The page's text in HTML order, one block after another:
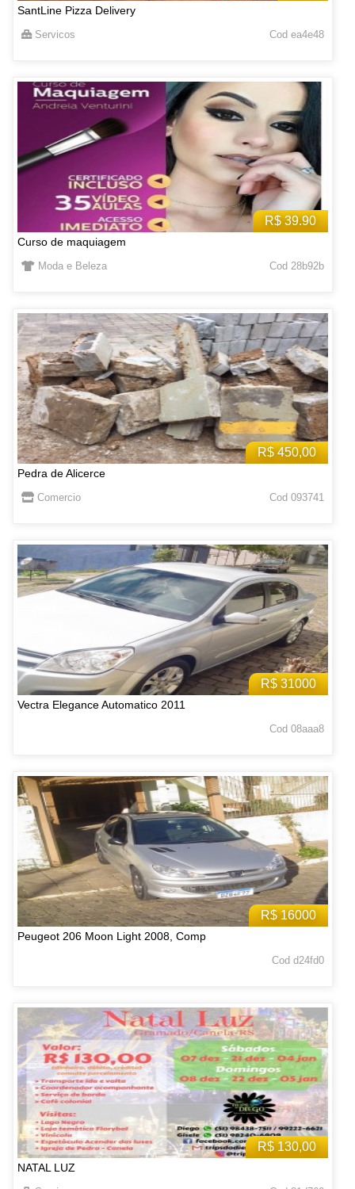
SantLine Pizza Delivery
Servicos Cod ea4e48
R$ 39.90
Curso de maquiagem
Moda e Beleza Cod 28b92b
R$ 450,00
Pedra de Alicerce
Comercio Cod 093741
R$ 31000
Vectra Elegance Automatico 2011
Cod 08aaa8
R$ 16000
Peugeot 206 Moon Light 2008, Comp
Cod d24fd0
R$ 130,00
NATAL LUZ